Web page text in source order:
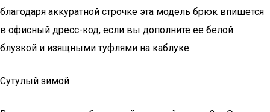
благодаря аккуратной строчке эта модель брюк впишется
в офисный дресс-код, если вы дополните ее белой
блузкой и изящными туфлями на каблуке.
Сутулый зимой